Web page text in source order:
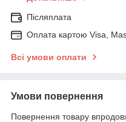
Післяплата
Оплата картою Visa,
Всі умови оплати
Умови повернення
Повернення товару